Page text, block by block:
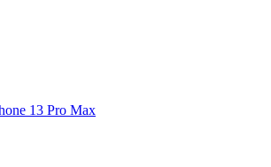
13 Pro Max